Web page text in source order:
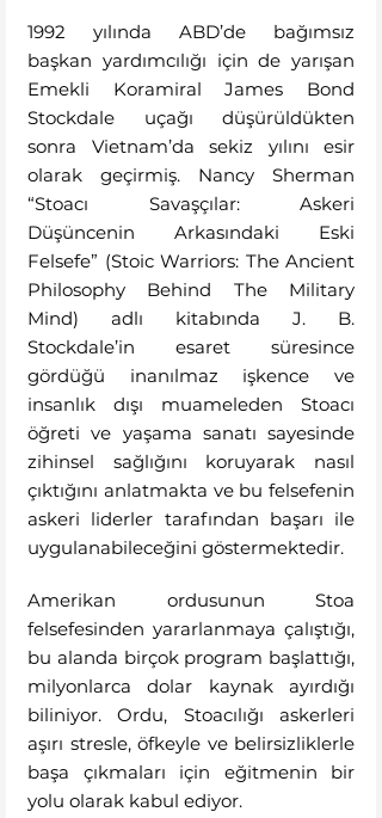
1992 yılında ABD’de bağımsız
başkan yardımcılığı için de yarışan
Emekli Koramiral James Bond
Stockdale uçağı düşürüldükten
sonra Vietnam’da sekiz yılını esir
olarak geçirmiş. Nancy Sherman
“Stoacı Savaşçılar: Askeri
Düşüncenin Arkasındaki Eski
Felsefe” (Stoic Warriors: The Ancient
Philosophy Behind The Military
Mind) adlı kitabında J. B.
Stockdale’in esaret süresince
gördüğü inanılmaz işkence ve
insanlık dışı muameleden Stoacı
öğreti ve yaşama sanatı sayesinde
zihinsel sağlığını koruyarak nasıl
çıktığını anlatmakta ve bu felsefenin
askeri liderler tarafından başarı ile
uygulanabileceğini göstermektedir.
Amerikan ordusunun Stoa
felsefesinden yararlanmaya çalıştığı,
bu alanda birçok program başlattığı,
milyonlarca dolar kaynak ayırdığı
biliniyor. Ordu, Stoacılığı askerleri
aşırı stresle, öfkeyle ve belirsizliklerle
başa çıkmaları için eğitmenin bir
yolu olarak kabul ediyor.